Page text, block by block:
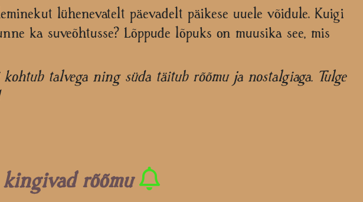
lühenevatelt päevadelt päikese uuele võidule. Kuigi
ka suveõhtusse? Lõppude lõpuks on muusika see, mis
talvega ning süda täitub rõõmu ja nostalgiaga. Tulge
rõõmu